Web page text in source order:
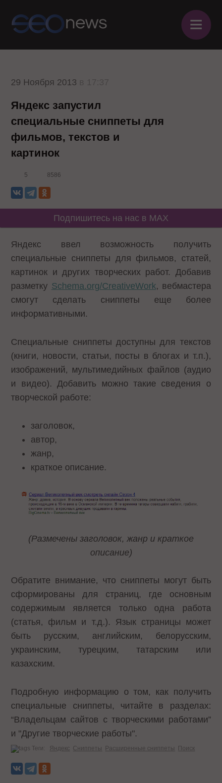
≡
29 Ноября 2013
Яндекс запустил
специальные сниппеты для
фильмов, текстов и
картинок
5 8586
Подпишитесь на нас в MAX
Яндекс ввел возможность получить
специальные сниппеты для фильмов, статей,
картинок и других творческих работ. Добавив
разметку Schema.org/CreativeWork, вебмастера
смогут сделать сниппеты еще более
информативными.
Специальные сниппеты доступны для текстов
(книги, новости, статьи, посты в блогах и т.п.),
изображений, мультимедийных файлов (аудио
и видео). Добавить можно такие сведения о
творческой работе:
заголовок,
автор,
жанр,
краткое описание.
(Размечены заголовок, жанр и краткое
описание)
Обратите внимание, что сниппеты могут быть
сформированы для страниц, где основным
содержимым является только одна работа
(статья, фильм и т.д.). Язык страницы может
быть русским, английским, белорусским,
украинским, турецким, татарским или
казахским.
Подробную информацию о том, как получить
специальные сниппеты, читайте в разделах:
“Владельцам сайтов с творческими работами”
и "Другие творческие работы".
Теги: Яндекс Сниппеты Расширенные сниппеты Поиск